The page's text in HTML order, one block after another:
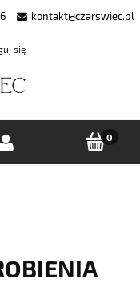
kontakt@czarswiec.pl
się